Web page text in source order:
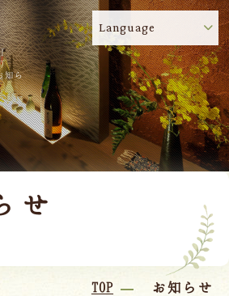
ら
Language
せ
TOP お知らせ
ウイルス感染症対策について
吉川屋について
客室